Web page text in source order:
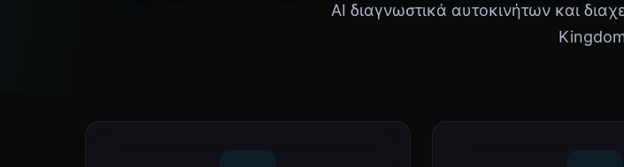
AI διαγνωστικά αυτοκινήτων και